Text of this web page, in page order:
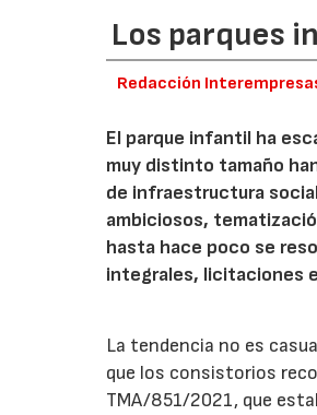
Los parques
Redacción
El parque infantil ha
muy distinto tamaño
de infraestructura
ambiciosos,
hasta hace poco se
integrales, licitaciones
La tendencia no es
que los consistorios
TMA/851/2021, que